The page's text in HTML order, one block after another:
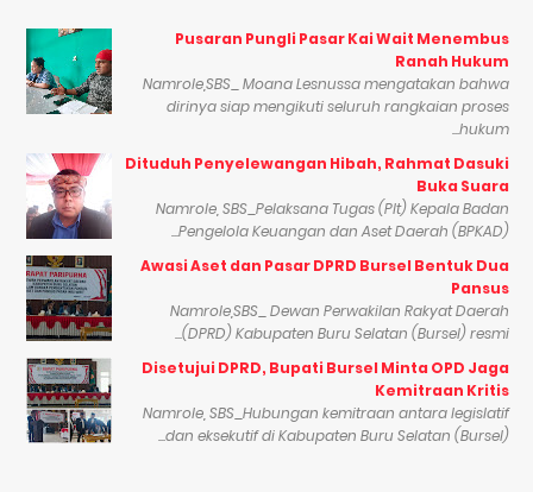
Pusaran Pungli Pasar Kai Wait Menembus
Ranah Hukum
Namrole,SBS_ Moana Lesnussa mengatakan bahwa
dirinya siap mengikuti seluruh rangkaian proses
hukum...
Dituduh Penyelewangan Hibah, Rahmat Dasuki
Buka Suara
Namrole, SBS_Pelaksana Tugas (Plt) Kepala Badan
Pengelola Keuangan dan Aset Daerah (BPKAD)...
Awasi Aset dan Pasar DPRD Bursel Bentuk Dua
Pansus
Namrole,SBS_ Dewan Perwakilan Rakyat Daerah
(DPRD) Kabupaten Buru Selatan (Bursel) resmi...
Disetujui DPRD, Bupati Bursel Minta OPD Jaga
Kemitraan Kritis
Namrole, SBS_Hubungan kemitraan antara legislatif
dan eksekutif di Kabupaten Buru Selatan (Bursel)...